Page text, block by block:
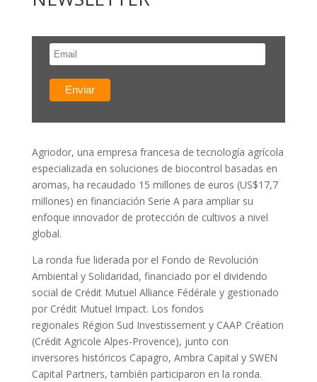
Agriodor, una empresa francesa de tecnología agrícola
especializada en soluciones de biocontrol basadas en
aromas, ha recaudado 15 millones de euros (US$17,7
millones) en financiación Serie A para ampliar su
enfoque innovador de protección de cultivos a nivel
global.
La ronda fue liderada por el Fondo de Revolución
Ambiental y Solidaridad, financiado por el dividendo
social de Crédit Mutuel Alliance Fédérale y gestionado
por Crédit Mutuel Impact. Los fondos
regionales Région Sud Investissement y CAAP Création
(Crédit Agricole Alpes-Provence), junto con
inversores históricos Capagro, Ambra Capital y SWEN
Capital Partners, también participaron en la ronda.